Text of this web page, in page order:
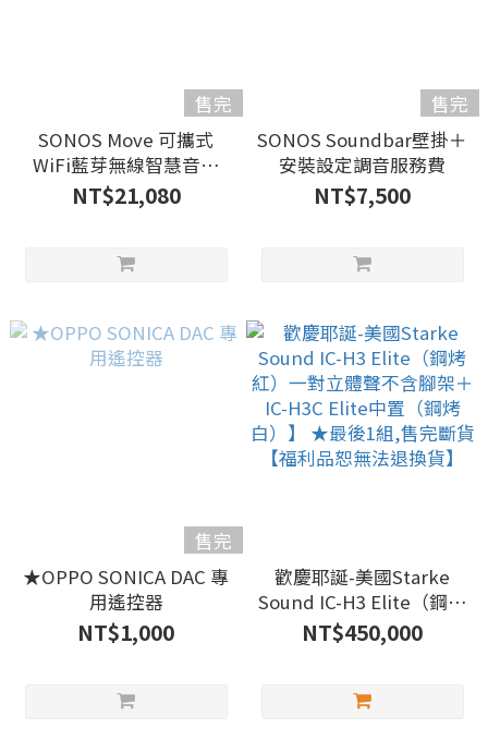
售完
SONOS Move 可攜式
WiFi藍芽無線智慧音響
【供貨時間待定】
NT$21,080
售完
SONOS Soundbar壁掛＋
安裝設定調音服務費
NT$7,500
售完
★OPPO SONICA DAC 專
用遙控器
NT$1,000
歡慶耶誕-美國Starke
Sound IC-H3 Elite（鋼烤
紅）一對立體聲不含腳架
＋IC-H3C Elite中置（鋼
斷貨【福利品恕無法退換
NT$450,000